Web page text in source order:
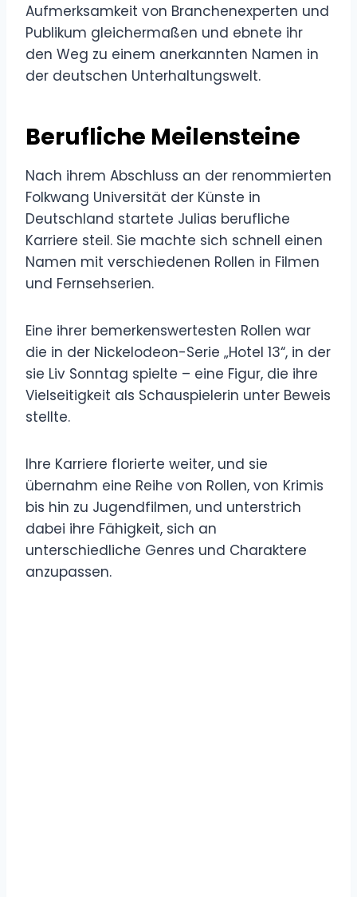
Aufmerksamkeit von Branchenexperten und
Publikum gleichermaßen und ebnete ihr
den Weg zu einem anerkannten Namen in
der deutschen Unterhaltungswelt.
Berufliche Meilensteine
Nach ihrem Abschluss an der renommierten
Folkwang Universität der Künste in
Deutschland startete Julias berufliche
Karriere steil. Sie machte sich schnell einen
Namen mit verschiedenen Rollen in Filmen
und Fernsehserien.
Eine ihrer bemerkenswertesten Rollen war
die in der Nickelodeon-Serie „Hotel 13“, in der
sie Liv Sonntag spielte – eine Figur, die ihre
Vielseitigkeit als Schauspielerin unter Beweis
stellte.
Ihre Karriere florierte weiter, und sie
übernahm eine Reihe von Rollen, von Krimis
bis hin zu Jugendfilmen, und unterstrich
dabei ihre Fähigkeit, sich an
unterschiedliche Genres und Charaktere
anzupassen.